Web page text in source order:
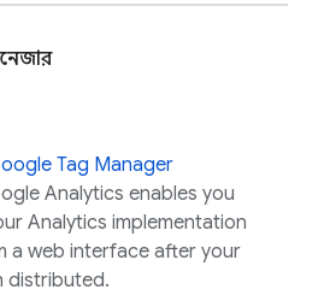
Tag Manager
Analytics enables you
Analytics implementation
a web interface after your
distributed.